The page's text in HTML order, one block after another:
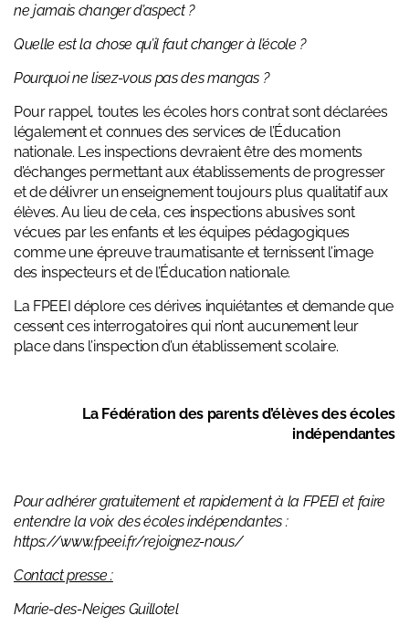
ne jamais changer d’aspect ?
Quelle est la chose qu’il faut changer à l’école ?
Pourquoi ne lisez-vous pas des mangas ?
Pour rappel, toutes les écoles hors contrat sont déclarées
légalement et connues des services de l’Éducation
nationale. Les inspections devraient être des moments
d’échanges permettant aux établissements de progresser
et de délivrer un enseignement toujours plus qualitatif aux
élèves. Au lieu de cela, ces inspections abusives sont
vécues par les enfants et les équipes pédagogiques
comme une épreuve traumatisante et ternissent l’image
des inspecteurs et de l’Éducation nationale.
La FPEEI déplore ces dérives inquiétantes et demande que
cessent ces interrogatoires qui n’ont aucunement leur
place dans l’inspection d’un établissement scolaire.
La Fédération des parents d’élèves des écoles
indépendantes
Pour adhérer gratuitement et rapidement à la FPEEI et faire
entendre la voix des écoles indépendantes :
https://www.fpeei.fr/rejoignez-nous/
Contact presse :
Marie-des-Neiges Guillotel